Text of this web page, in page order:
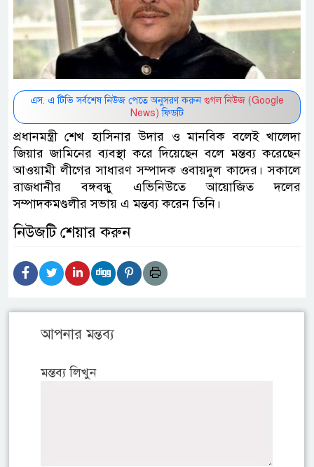
এস. এ টিভি সর্বশেষ নিউজ পেতে অনুসরণ করুন গুগল নিউজ (Google
News) ফিডটি
প্রধানমন্ত্রী শেখ হাসিনার উদার ও মানবিক বলেই খালেদা
জিয়ার জামিনের ব্যবস্থা করে দিয়েছেন বলে মন্তব্য করেছেন
আওয়ামী লীগের সাধারণ সম্পাদক ওবায়দুল কাদের। সকালে
রাজধানীর বঙ্গবন্ধু এভিনিউতে আয়োজিত দলের
সম্পাদকমণ্ডলীর সভায় এ মন্তব্য করেন তিনি।
নিউজটি শেয়ার করুন
আপনার মন্তব্য
মন্তব্য লিখুন